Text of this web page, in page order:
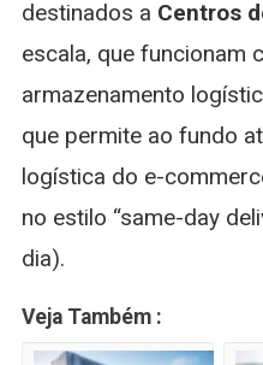
destinados a Centros
escala, que funcionam
armazenamento
que permite ao fundo
logística do e-
no estilo “same-day
dia).
Veja Também :